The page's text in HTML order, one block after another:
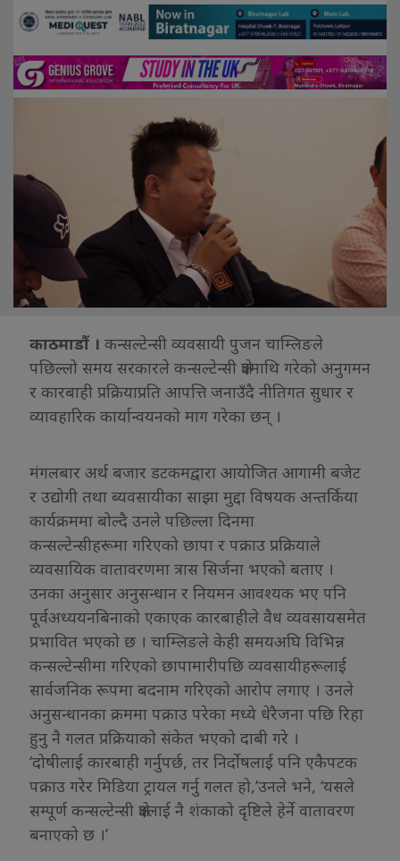
काठमाडौं । कन्सल्टेन्सी व्यवसायी पुजन चाम्लिङले
पछिल्लो समय सरकारले कन्सल्टेन्सी क्षेत्रमाथि गरेको अनुगमन
र कारबाही प्रक्रियाप्रति आपत्ति जनाउँदै नीतिगत सुधार र
व्यावहारिक कार्यान्वयनको माग गरेका छन् ।
मंगलबार अर्थ बजार डटकमद्वारा आयोजित आगामी बजेट
र उद्योगी तथा ब्यवसायीका साझा मुद्दा विषयक अन्तर्किया
कार्यक्रममा बोल्दै उनले पछिल्ला दिनमा
कन्सल्टेन्सीहरूमा गरिएको छापा र पक्राउ प्रक्रियाले
व्यवसायिक वातावरणमा त्रास सिर्जना भएको बताए ।
उनका अनुसार अनुसन्धान र नियमन आवश्यक भए पनि
पूर्वअध्ययनबिनाको एकाएक कारबाहीले वैध व्यवसायसमेत
प्रभावित भएको छ । चाम्लिङले केही समयअघि विभिन्न
कन्सल्टेन्सीमा गरिएको छापामारीपछि व्यवसायीहरूलाई
सार्वजनिक रूपमा बदनाम गरिएको आरोप लगाए । उनले
अनुसन्धानका क्रममा पक्राउ परेका मध्ये धेरैजना पछि रिहा
हुनु नै गलत प्रक्रियाको संकेत भएको दाबी गरे ।
‘दोषीलाई कारबाही गर्नुपर्छ, तर निर्दोषलाई पनि एकैपटक
पक्राउ गरेर मिडिया ट्रायल गर्नु गलत हो,’उनले भने, ‘यसले
सम्पूर्ण कन्सल्टेन्सी क्षेत्रलाई नै शंकाको दृष्टिले हेर्ने वातावरण
बनाएको छ ।’